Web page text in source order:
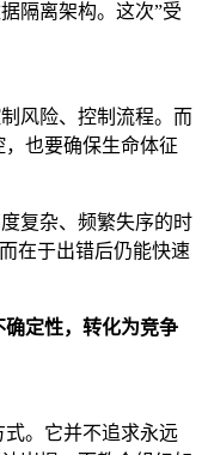
隔离架构。这次”受
风险、控制流程。而
也要确保生命体征
复杂、频繁失序的时
在于出错后仍能快速
确定性，转化为竞争
。它并不追求永远